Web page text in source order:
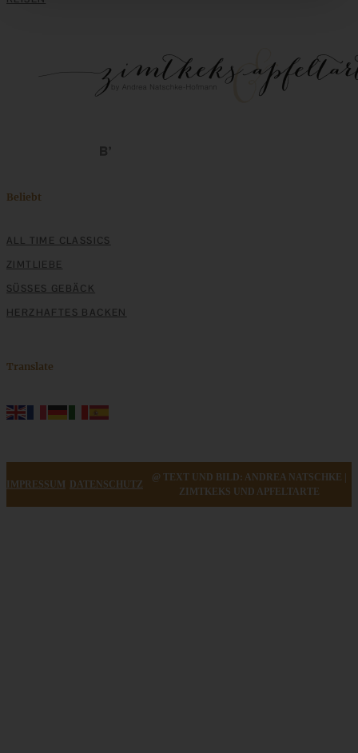
Beliebt
ALL TIME CLASSICS
ZIMTLIEBE
SÜSSES GEBÄCK
HERZHAFTES BACKEN
Translate
IMPRESSUM DATENSCHUTZ
@ TEXT UND BILD: ANDREA NATSCHKE |
ZIMTKEKS UND APFELTARTE